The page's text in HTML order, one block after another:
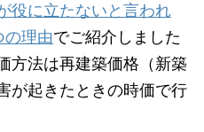
役に立たないと言われ
の理由でご紹介しました
方法は再建築価格（新築
が起きたときの時価で行